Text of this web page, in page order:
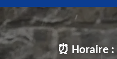
⏰ Horaire :